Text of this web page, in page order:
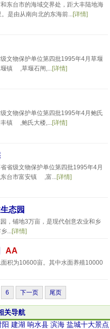
东台市的海域交界处，距大丰陆地海
是由从南向北的东海前...[详情]
文物保护单位第四批1995年4月草堰
镇 ,草堰石闸,...[详情]
文物保护单位第四批1995年4月鲍氏
镇 ,鲍氏大楼,...[详情]
省级文物保护单位第四批1995年4月
台市富安镇 ,富...[详情]
态园
，铺地3万亩，是现代创意农业和乡
...[详情]
AA
积为10600亩。其中水面养殖10000
6 下一页 尾页
关导航
阳 建湖 响水县 滨海 盐城十大景点